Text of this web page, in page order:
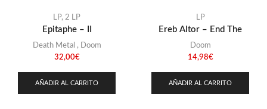
LP, 2 LP
Epitaphe – II
Death Metal , Doom
32,00€
AÑADIR AL CARRITO
LP
Ereb Altor – End The
Doom
14,98€
AÑADIR AL CARRITO